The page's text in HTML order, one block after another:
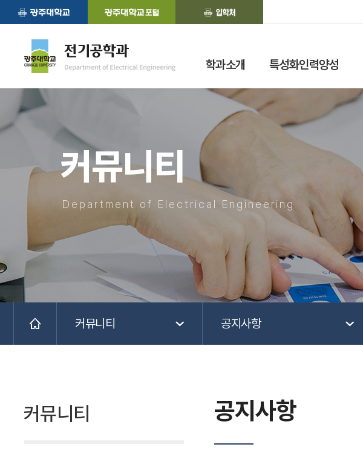
학과소개 특성화인력양성
커뮤니티
Department of Electrical Engineering
커뮤니티 공지사항
커뮤니티 공지사항